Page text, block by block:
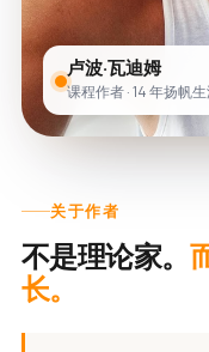
卢波·瓦迪姆
课程作者 · 14 年扬帆
关于作者
不是理论家。
长。